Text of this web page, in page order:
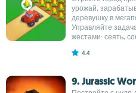
урожай,
деревушку в
Управляйте
жестами: сеять,
4.4
9. Jurassic